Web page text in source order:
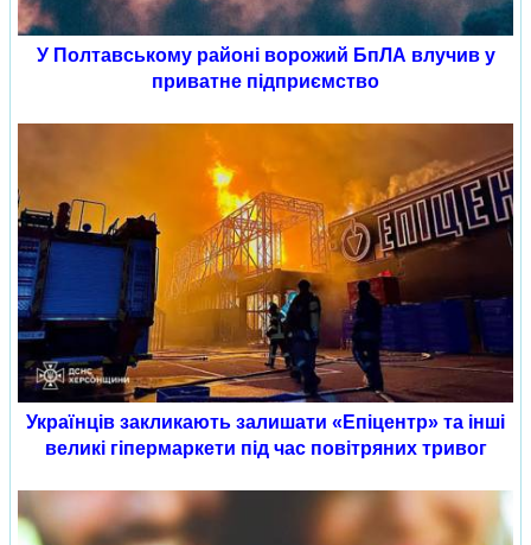
У Полтавському районі ворожий БпЛА влучив у
приватне підприємство
Українців закликають залишати «Епіцентр» та інші
великі гіпермаркети під час повітряних тривог